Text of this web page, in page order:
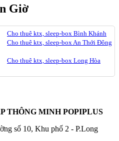
Giờ
Cho thuê ktx, sleep-box Bình Khánh
Cho thuê ktx, sleep-box An Thới Đông
Cho thuê ktx, sleep-box Long Hòa
THÔNG MINH POPIPLUS
số 10, Khu phố 2 - P.Long